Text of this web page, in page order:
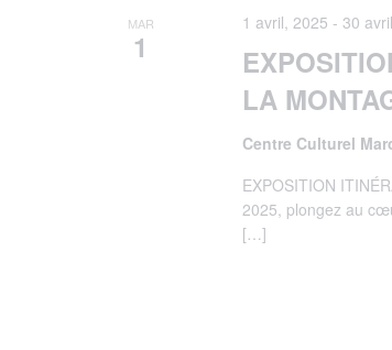
MAR
1
LA
1 avril, 2025 - 30
Centre Culturel
EXPOSITION
2025, plongez au
[…]